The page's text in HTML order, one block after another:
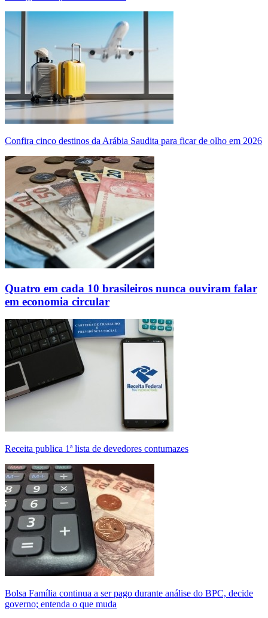
Confira cinco destinos da Arábia Saudita para ficar de olho em 2026
Quatro em cada 10 brasileiros nunca ouviram falar
em economia circular
Receita publica 1ª lista de devedores contumazes
Bolsa Família continua a ser pago durante análise do BPC, decide
governo; entenda o que muda